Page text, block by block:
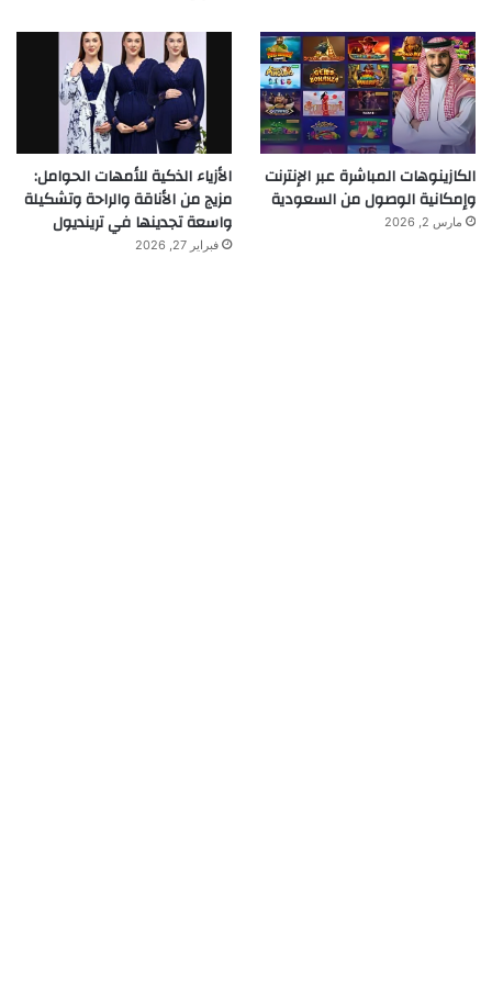
الكازينوهات المباشرة عبر الإنترنت
وإمكانية الوصول من السعودية
مارس 2, 2026
الأزياء الذكية للأمهات الحوامل:
مزيج من الأناقة والراحة وتشكيلة
واسعة تجدينها في ترينديول
فبراير 27, 2026